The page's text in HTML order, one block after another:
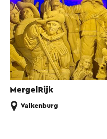
MergelRijk
Valkenburg